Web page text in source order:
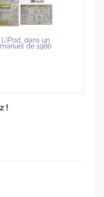
L'iPod, dans un
manuel de 1966
!